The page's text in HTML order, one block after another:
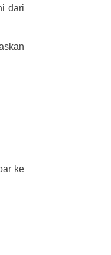
dari
ke